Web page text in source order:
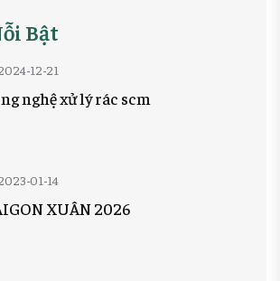
Bật
12-21
nghệ xử lý rác scm
01-14
XUÂN 2026